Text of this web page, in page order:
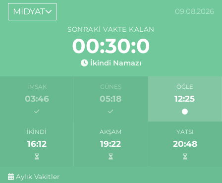
MİDYAT 09.08.2026
SONRAKI VAKTE KALAN
00:30:0
İkindi Namazı
İMSAK
03:46
GÜNEŞ
05:18
ÖĞLE
12:25
İKINDI
16:12
AKŞAM
19:22
YATSI
20:48
Aylık Vakitler